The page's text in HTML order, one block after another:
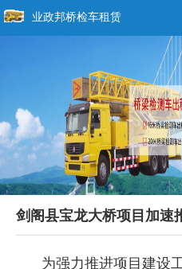
业政邦桥检车租赁
剑阁县宝龙大桥项目加速
为强力推进项目建设